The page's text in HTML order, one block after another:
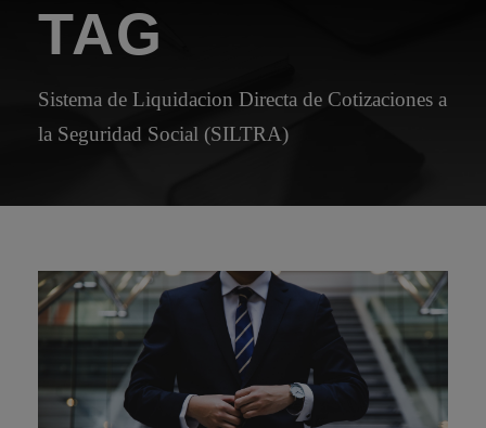
TAG
Sistema de Liquidacion Directa de Cotizaciones a
la Seguridad Social (SILTRA)